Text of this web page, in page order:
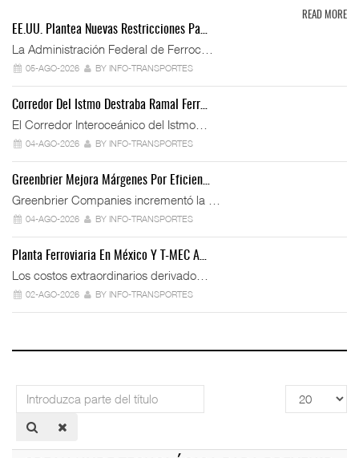
READ MORE
EE.UU. Plantea Nuevas Restricciones Pa…
La Administración Federal de Ferroc…
05-AGO-2026 BY INFO-TRANSPORTES
Corredor Del Istmo Destraba Ramal Ferr…
El Corredor Interoceánico del Istmo…
04-AGO-2026 BY INFO-TRANSPORTES
Greenbrier Mejora Márgenes Por Eficien…
Greenbrier Companies incrementó la …
04-AGO-2026 BY INFO-TRANSPORTES
Planta Ferroviaria En México Y T-MEC A…
Los costos extraordinarios derivado…
02-AGO-2026 BY INFO-TRANSPORTES
Introduzca
parte
del
Cantidad
a